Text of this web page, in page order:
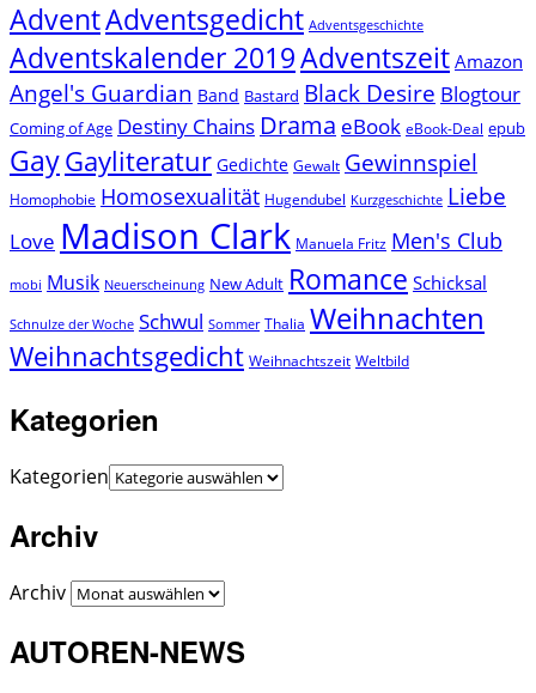
AdventAdventsgedicht Adventsgeschichte
Adventskalender 2019Adventszeit Amazon
Angel's Guardian Band Bastard Black Desire Blogtour
Coming of Age Destiny Chains Drama eBook eBook-Deal epub
GayGayliteratur Gedichte Gewalt Gewinnspiel
Homophobie Homosexualität Hugendubel Kurzgeschichte Liebe
Love Madison Clark Manuela Fritz Men's Club
mobi Musik Neuerscheinung New Adult Romance Schicksal
Schnulze der Woche Schwul Sommer Thalia Weihnachten
Weihnachtsgedicht Weihnachtszeit Weltbild
Kategorien
Kategorien
Archiv
Archiv
AUTOREN-NEWS